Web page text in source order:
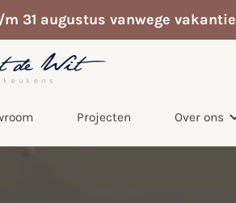
31 augustus vanwege vakantie
Projecten Over ons